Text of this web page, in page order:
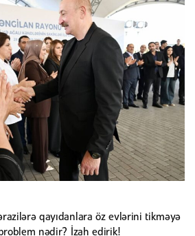
qayıdanlara öz evlərini tikməyə
nədir? İzah edirik!